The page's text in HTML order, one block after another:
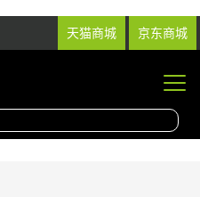
天猫商城 京东商城